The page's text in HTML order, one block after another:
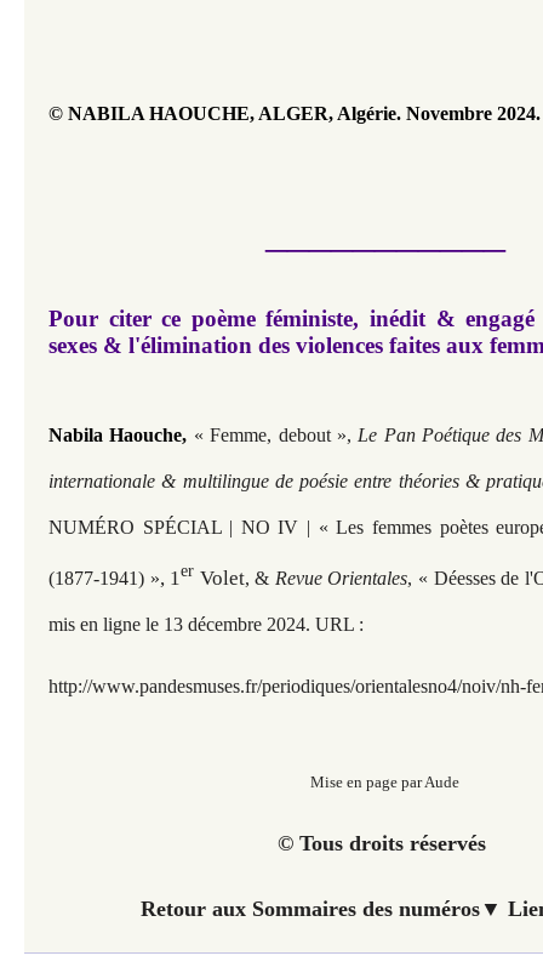
© NABILA HAOUCHE, ALGER, Algérie. Novembre 2024.
Pour citer ce poème féministe, inédit &
sexes & l'élimination des violences faites aux
Nabila Haouche, « Femme, debout », Le Pan Poétique des
internationale & multilingue de poésie entre théories &
NUMÉRO SPÉCIAL | NO IV | « Les femmes poètes
(1877-1941) », 1er Volet, & Revue Orientales, « Déesses de
mis en ligne le 13 décembre 2024. URL :
http://www.pandesmuses.fr/periodiques/orientalesno4/noiv/nh-
Mise en page par Aude
© Tous droits réservés
Retour aux Sommaires des numéros▼